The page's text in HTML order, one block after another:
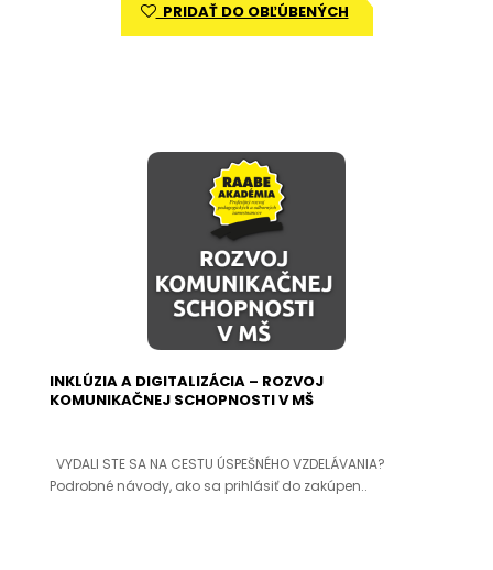
PRIDAŤ DO OBĽÚBENÝCH
INKLÚZIA A DIGITALIZÁCIA – ROZVOJ
KOMUNIKAČNEJ SCHOPNOSTI V MŠ
VYDALI STE SA NA CESTU ÚSPEŠNÉHO VZDELÁVANIA?
Podrobné návody, ako sa prihlásiť do zakúpen..